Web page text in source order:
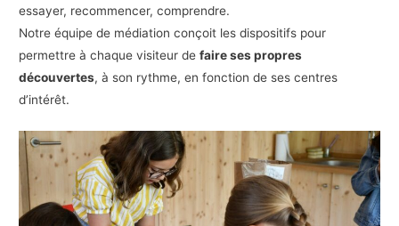
essayer, recommencer, comprendre.
Notre équipe de médiation conçoit les dispositifs pour
permettre à chaque visiteur defaire ses propres
découvertes, à son rythme, en fonction de ses centres
d’intérêt.